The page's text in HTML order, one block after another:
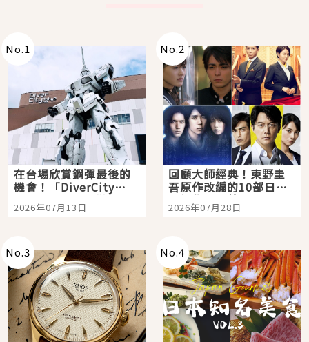
No.1
在台場欣賞鋼彈最後的
機會！「DiverCity
Tokyo Plaza」搭船、
購物、美食及夜景，一
2026年07月13日
No.2
回顧大師經典！東野圭
吾原作改編的10部日本
影視作品推薦
2026年07月28日
No.3 No.4